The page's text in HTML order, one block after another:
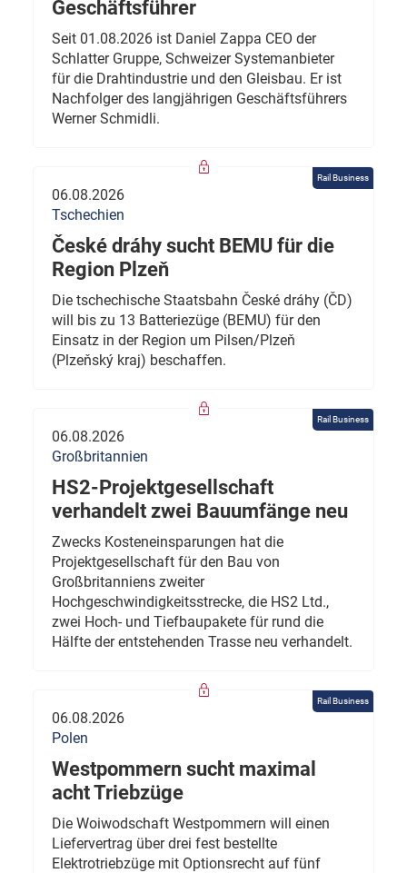
Geschäftsführer
Seit 01.08.2026 ist Daniel Zappa CEO der
Schlatter Gruppe, Schweizer Systemanbieter
für die Drahtindustrie und den Gleisbau. Er ist
Nachfolger des langjährigen Geschäftsführers
Werner Schmidli.
Rail Business
06.08.2026
Tschechien
České dráhy sucht BEMU für die
Region Plzeň
Die tschechische Staatsbahn České dráhy (ČD)
will bis zu 13 Batteriezüge (BEMU) für den
Einsatz in der Region um Pilsen/Plzeň
(Plzeňský kraj) beschaffen.
Rail Business
06.08.2026
Großbritannien
HS2-Projektgesellschaft
verhandelt zwei Bauumfänge neu
Zwecks Kosteneinsparungen hat die
Projektgesellschaft für den Bau von
Großbritanniens zweiter
Hochgeschwindigkeitsstrecke, die HS2 Ltd.,
zwei Hoch- und Tiefbaupakete für rund die
Hälfte der entstehenden Trasse neu verhandelt.
Rail Business
06.08.2026
Polen
Westpommern sucht maximal
acht Triebzüge
Die Woiwodschaft Westpommern will einen
Liefervertrag über drei fest bestellte
Elektrotriebzüge mit Optionsrecht auf fünf